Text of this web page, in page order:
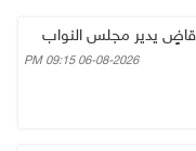
يدير مجلس النواب
06-08-2026 09:15 PM